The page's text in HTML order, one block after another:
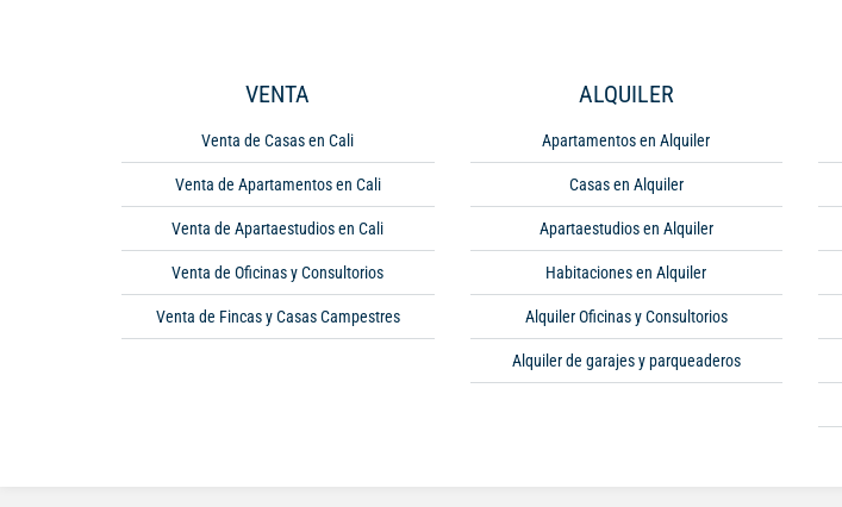
VENTA
Venta de Casas en Cali
Venta de Apartamentos en Cali
Venta de Apartaestudios en Cali
Venta de Oficinas y Consultorios
Venta de Fincas y Casas Campestres
ALQUILER
Apartamentos en Alquiler
Casas en Alquiler
Apartaestudios en Alquiler
Habitaciones en Alquiler
Alquiler Oficinas y Consultorios
Alquiler de garajes y parqueaderos